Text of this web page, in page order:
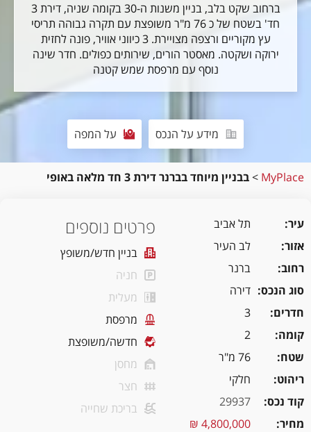
ברחוב שקט בלב, בניין משנות ה-30 בקומה שניה, דירת 3
חד' בשטח של כ 76 מ"ר משופצת עם תקרה גבוהה תריסי
עץ מקוריים ורצפה מצויירת. 3 כיווני אוויר, פונה לחזית
ירוקה ושקטה. מאסטר הורים, שירותים כפולים. חדר שינה
נוסף עם מרפסת שמש קטנה
מידע על הנכס על המפה
MyPlace
>בבניין מיוחד בברנר דירת 3 חד מלאה באופי
עיר
תל אביב
אזור
לב העיר
רחוב
ברנר
סוג הנכס
דירה
חדרים
3
קומה
2
שטח
76 מ"ר
ריהוט
חלקי
קוד נכס
29937
מחיר
4,800,000 ₪
פרטים נוספים
בניין חדש/משופץ
חניה
מעלית
מרפסת
חדשה/משופצת
מחסן
חצר
בריכת שחייה